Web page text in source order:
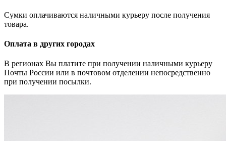
Cумки оплачиваются наличными курьеру после получения
товара.
Оплата в других городах
В регионах Вы платите при получении наличными курьеру
Почты России или в почтовом отделении непосредственно
при получении посылки.